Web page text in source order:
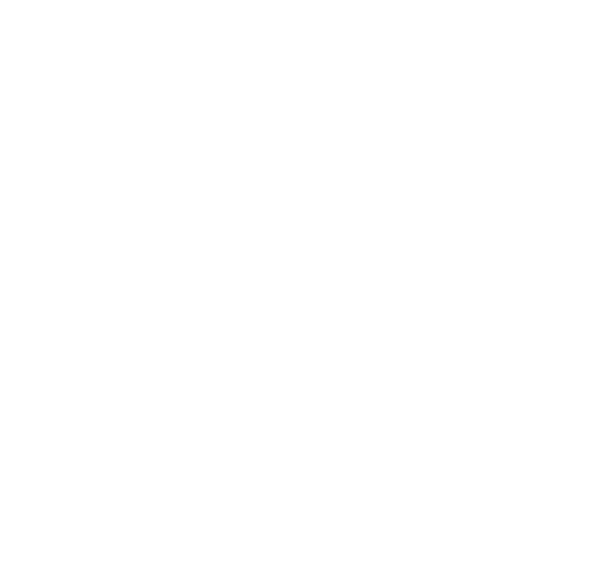
забруднень, що знаходяться у воді, роблячи її кристально чистою і